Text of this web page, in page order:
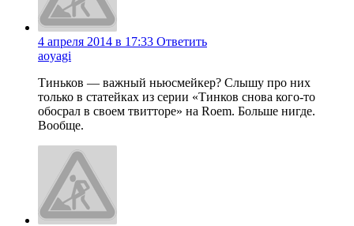
4 апреля 2014 в 17:33 Ответить
aoyagi
Тиньков — важный ньюсмейкер? Слышу про них
только в статейках из серии «Тинков снова кого-то
обосрал в своем твитторе» на Roem. Больше нигде.
Вообще.